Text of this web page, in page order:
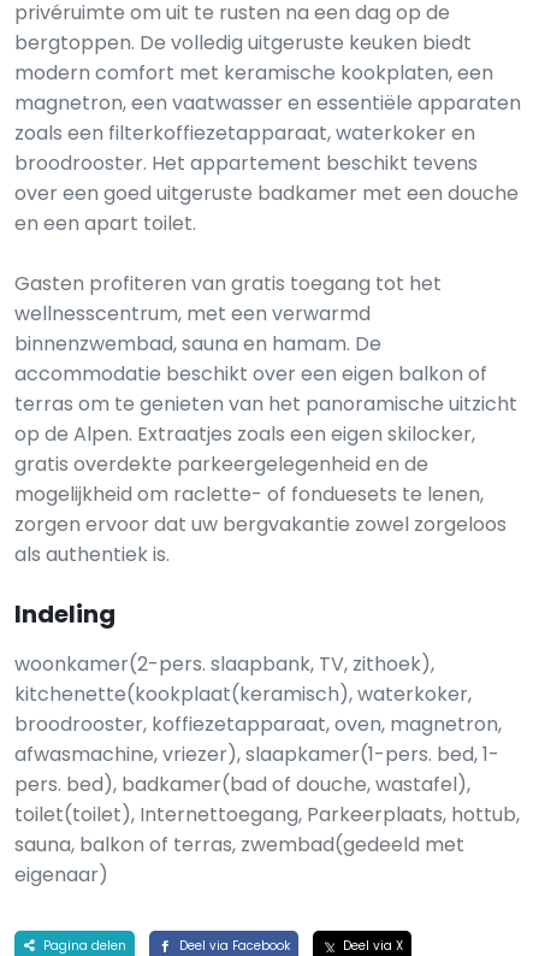
privéruimte om uit te rusten na een dag op de
bergtoppen. De volledig uitgeruste keuken biedt
modern comfort met keramische kookplaten, een
magnetron, een vaatwasser en essentiële apparaten
zoals een filterkoffiezetapparaat, waterkoker en
broodrooster. Het appartement beschikt tevens
over een goed uitgeruste badkamer met een douche
en een apart toilet.
Gasten profiteren van gratis toegang tot het
wellnesscentrum, met een verwarmd
binnenzwembad, sauna en hamam. De
accommodatie beschikt over een eigen balkon of
terras om te genieten van het panoramische uitzicht
op de Alpen. Extraatjes zoals een eigen skilocker,
gratis overdekte parkeergelegenheid en de
mogelijkheid om raclette- of fonduesets te lenen,
zorgen ervoor dat uw bergvakantie zowel zorgeloos
als authentiek is.
Indeling
woonkamer(2-pers. slaapbank, TV, zithoek),
kitchenette(kookplaat(keramisch), waterkoker,
broodrooster, koffiezetapparaat, oven, magnetron,
afwasmachine, vriezer), slaapkamer(1-pers. bed, 1-
pers. bed), badkamer(bad of douche, wastafel),
toilet(toilet), Internettoegang, Parkeerplaats, hottub,
sauna, balkon of terras, zwembad(gedeeld met
eigenaar)
Pagina delen Deel via Facebook
Deel via X